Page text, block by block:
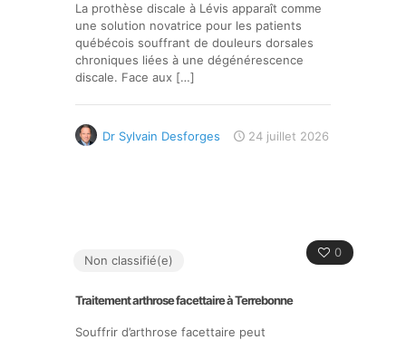
La prothèse discale à Lévis apparaît comme
une solution novatrice pour les patients
québécois souffrant de douleurs dorsales
chroniques liées à une dégénérescence
discale. Face aux […]
Dr Sylvain Desforges 24 juillet 2026
0
Non classifié(e)
Traitement arthrose facettaire à Terrebonne
Souffrir d’arthrose facettaire peut